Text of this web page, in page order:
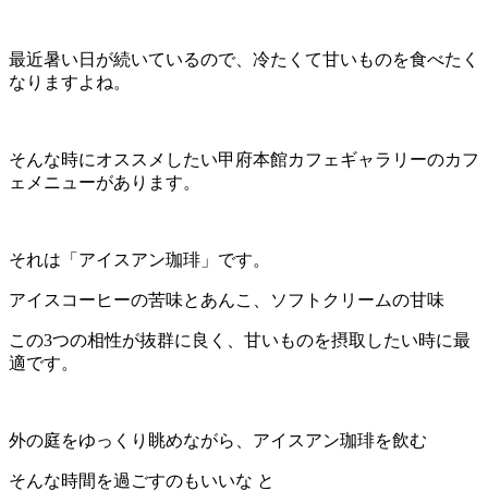
最近暑い日が続いているので、冷たくて甘いものを食べたく
なりますよね。
そんな時にオススメしたい甲府本館カフェギャラリーのカフ
ェメニューがあります。
それは「アイスアン珈琲」です。
アイスコーヒーの苦味とあんこ、ソフトクリームの甘味
この3つの相性が抜群に良く、甘いものを摂取したい時に最
適です。
外の庭をゆっくり眺めながら、アイスアン珈琲を飲む
そんな時間を過ごすのもいいな と